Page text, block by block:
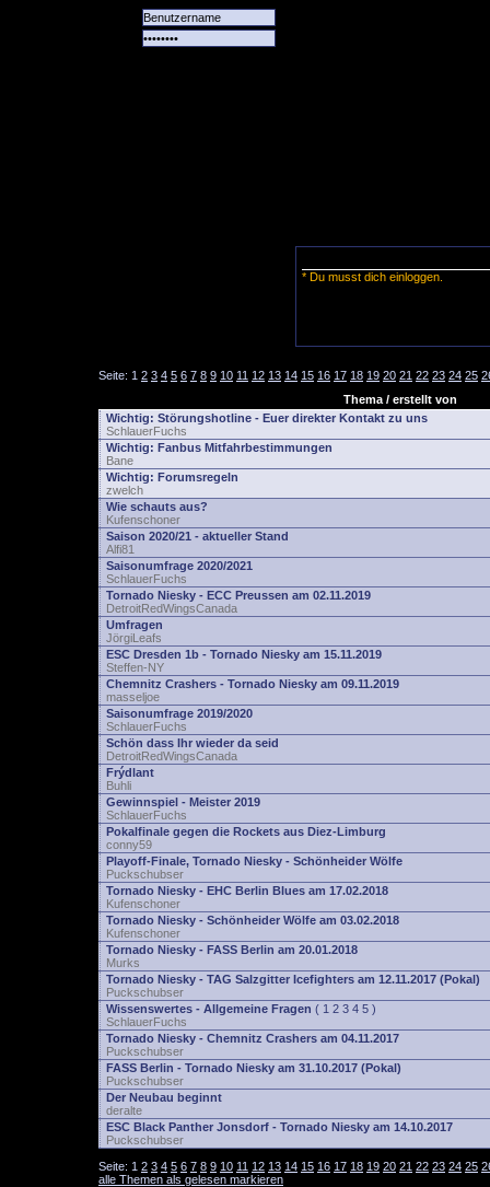
* Du musst dich einloggen.
Seite: 1 2 3 4 5 6 7 8 9 10 11 12 13 14 15 16 17 18 19 20 21 22 23 24 25
Thema / erstellt von
Wichtig: Störungshotline - Euer direkter Kontakt zu uns
SchlauerFuchs
Wichtig: Fanbus Mitfahrbestimmungen
Bane
Wichtig: Forumsregeln
zwelch
Wie schauts aus?
Kufenschoner
Saison 2020/21 - aktueller Stand
Alfi81
Saisonumfrage 2020/2021
SchlauerFuchs
Tornado Niesky - ECC Preussen am 02.11.2019
DetroitRedWingsCanada
Umfragen
JörgiLeafs
ESC Dresden 1b - Tornado Niesky am 15.11.2019
Steffen-NY
Chemnitz Crashers - Tornado Niesky am 09.11.2019
masseljoe
Saisonumfrage 2019/2020
SchlauerFuchs
Schön dass Ihr wieder da seid
DetroitRedWingsCanada
Frýdlant
Buhli
Gewinnspiel - Meister 2019
SchlauerFuchs
Pokalfinale gegen die Rockets aus Diez-Limburg
conny59
Playoff-Finale, Tornado Niesky - Schönheider Wölfe
Puckschubser
Tornado Niesky - EHC Berlin Blues am 17.02.2018
Kufenschoner
Tornado Niesky - Schönheider Wölfe am 03.02.2018
Kufenschoner
Tornado Niesky - FASS Berlin am 20.01.2018
Murks
Tornado Niesky - TAG Salzgitter Icefighters am 12.11.2017 (Pokal)
Puckschubser
Wissenswertes - Allgemeine Fragen ( 1 2 3 4 5 )
SchlauerFuchs
Tornado Niesky - Chemnitz Crashers am 04.11.2017
Puckschubser
FASS Berlin - Tornado Niesky am 31.10.2017 (Pokal)
Puckschubser
Der Neubau beginnt
deralte
ESC Black Panther Jonsdorf - Tornado Niesky am 14.10.2017
Puckschubser
Seite: 1 2 3 4 5 6 7 8 9 10 11 12 13 14 15 16 17 18 19 20 21 22 23 24 25
alle Themen als gelesen markieren